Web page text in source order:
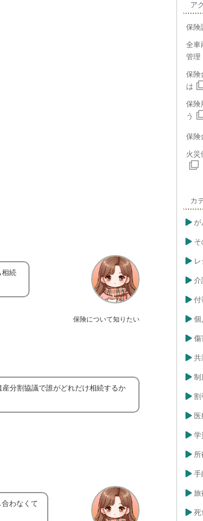
保険について知りたい
相続
分割協議で誰がどれだけ相続するか
わなくて
ア
保険
全車
管理
保険
は
保険
う
保険
火災
カ
が
そ
介
付
個
傷
共
制
割
学
所
手
旅
死